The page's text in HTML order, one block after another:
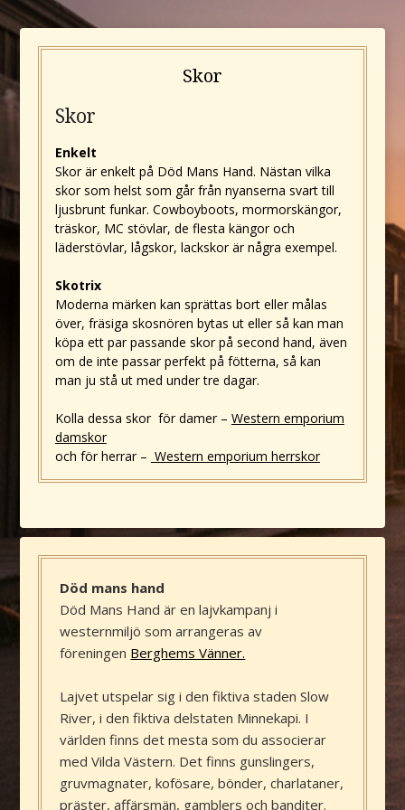
Skor
Skor
Enkelt
Skor är enkelt på Död Mans Hand. Nästan vilka
skor som helst som går från nyanserna svart till
ljusbrunt funkar. Cowboyboots, mormorskängor,
träskor, MC stövlar, de flesta kängor och
läderstövlar, lågskor, lackskor är några exempel.
Skotrix
Moderna märken kan sprättas bort eller målas
över, fräsiga skosnören bytas ut eller så kan man
köpa ett par passande skor på second hand, även
om de inte passar perfekt på fötterna, så kan
man ju stå ut med under tre dagar.
Kolla dessa skor för damer – Western emporium
damskor
och för herrar – Western emporium herrskor
Död mans hand
Död Mans Hand är en lajvkampanj i
westernmiljö som arrangeras av
föreningen Berghems Vänner.
Lajvet utspelar sig i den fiktiva staden Slow
River, i den fiktiva delstaten Minnekapi. I
världen finns det mesta som du associerar
med Vilda Västern. Det finns gunslingers,
gruvmagnater, kofösare, bönder, charlataner,
präster, affärsmän, gamblers och banditer.